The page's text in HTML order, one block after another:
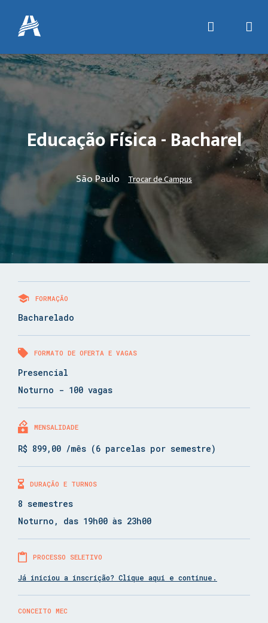
Educação Física - Bacharel
São Paulo Trocar de Campus
FORMAÇÃO
Bacharelado
FORMATO DE OFERTA E VAGAS
Presencial
Noturno - 100 vagas
MENSALIDADE
R$ 899,00 /mês (6 parcelas por semestre)
DURAÇÃO E TURNOS
8 semestres
Noturno, das 19h00 às 23h00
PROCESSO SELETIVO
Já iniciou a inscrição? Clique aqui e continue.
CONCEITO MEC